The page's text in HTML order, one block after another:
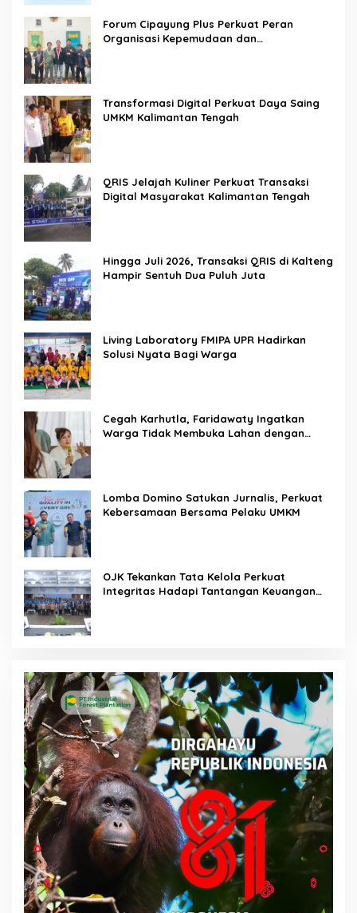
Forum Cipayung Plus Perkuat Peran
Organisasi Kepemudaan dan
Transformasi Digital Perkuat Daya Saing
UMKM Kalimantan Tengah
QRIS Jelajah Kuliner Perkuat Transaksi
Digital Masyarakat Kalimantan Tengah
Hingga Juli 2026, Transaksi QRIS di Kalteng
Hampir Sentuh Dua Puluh Juta
Living Laboratory FMIPA UPR Hadirkan
Solusi Nyata Bagi Warga
Cegah Karhutla, Faridawaty Ingatkan
Warga Tidak Membuka Lahan dengan
Lomba Domino Satukan Jurnalis, Perkuat
Kebersamaan Bersama Pelaku UMKM
OJK Tekankan Tata Kelola Perkuat
Integritas Hadapi Tantangan Keuangan